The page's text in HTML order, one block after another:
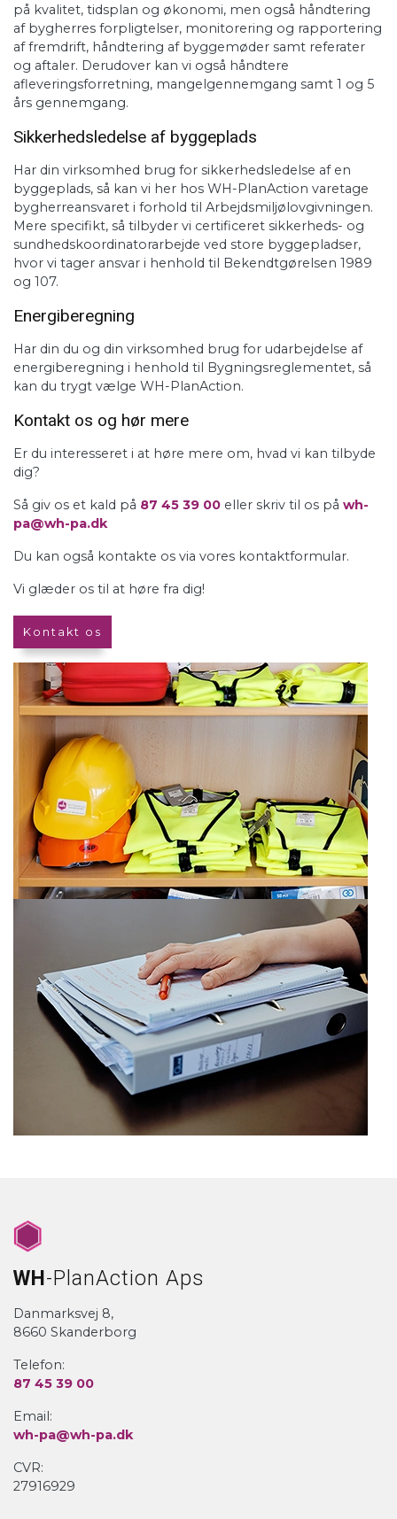
på kvalitet, tidsplan og økonomi, men også håndtering
af bygherres forpligtelser, monitorering og rapportering
af fremdrift, håndtering af byggemøder samt referater
og aftaler. Derudover kan vi også håndtere
afleveringsforretning, mangelgennemgang samt 1 og 5
års gennemgang.
Sikkerhedsledelse af byggeplads
Har din virksomhed brug for sikkerhedsledelse af en
byggeplads, så kan vi her hos WH-PlanAction varetage
bygherreansvaret i forhold til Arbejdsmiljølovgivningen.
Mere specifikt, så tilbyder vi certificeret sikkerheds- og
sundhedskoordinatorarbejde ved store byggepladser,
hvor vi tager ansvar i henhold til Bekendtgørelsen 1989
og 107.
Energiberegning
Har din du og din virksomhed brug for udarbejdelse af
energiberegning i henhold til Bygningsreglementet, så
kan du trygt vælge WH-PlanAction.
Kontakt os og hør mere
Er du interesseret i at høre mere om, hvad vi kan tilbyde
dig?
Så giv os et kald på 87 45 39 00 eller skriv til os på wh-
pa@wh-pa.dk
Du kan også kontakte os via vores kontaktformular.
Vi glæder os til at høre fra dig!
Kontakt os
WH-PlanAction Aps
Danmarksvej 8,
8660 Skanderborg
Telefon:
87 45 39 00
Email:
wh-pa@wh-pa.dk
CVR:
27916929